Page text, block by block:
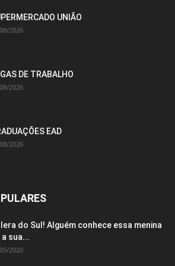
UNIÃO
2026
DE TRABALHO
2026
EAD
2026
do Sul! Alguém conhece essa menina
a sua...
2020